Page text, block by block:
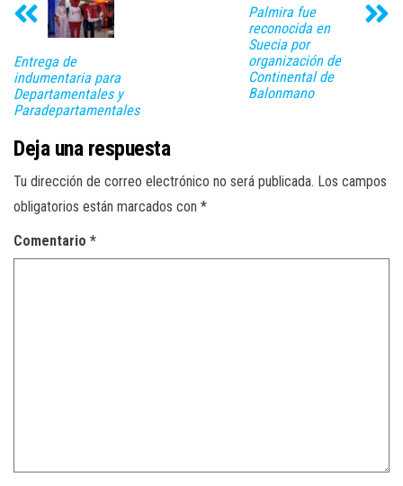
Entrega de
indumentaria para
Departamentales y
Paradepartamentales
Palmira fue
reconocida en
Suecia por
organización de
Continental de
Balonmano
Deja una respuesta
Tu dirección de correo electrónico no será publicada. Los campos
obligatorios están marcados con *
Comentario *